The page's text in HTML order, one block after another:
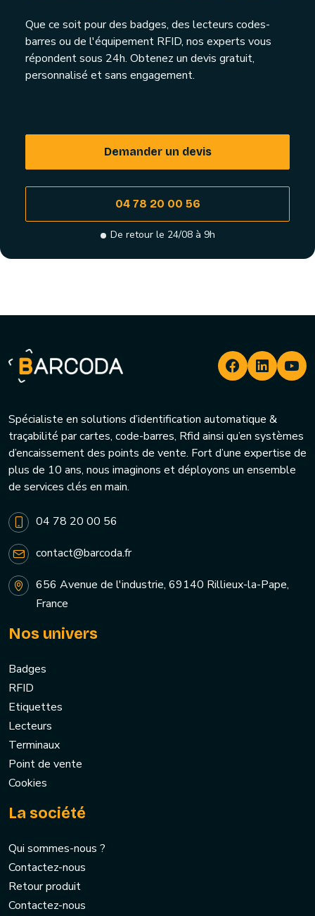
Que ce soit pour des badges, des lecteurs codes-
barres ou de l'équipement RFID, nos experts vous
répondent sous 24h. Obtenez un devis gratuit,
personnalisé et sans engagement.
Demander un devis
04 78 20 00 56
De retour le 24/08 à 9h
Spécialiste en solutions d’identification automatique &
traçabilité par cartes, code-barres, Rfid ainsi qu’en systèmes
d’encaissement des points de vente. Fort d’une expertise de
plus de 10 ans, nous imaginons et déployons un ensemble
de services clés en main.
04 78 20 00 56
contact@barcoda.fr
656 Avenue de l'industrie, 69140 Rillieux-la-Pape,
France
Nos univers
Badges
RFID
Etiquettes
Lecteurs
Terminaux
Point de vente
Cookies
La société
Qui sommes-nous ?
Contactez-nous
Retour produit
Contactez-nous